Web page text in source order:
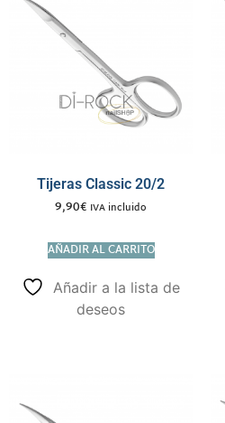
Tijeras Classic 20/2
9,90€ IVA incluido
AÑADIR AL CARRITO
Añadir a la lista de
deseos